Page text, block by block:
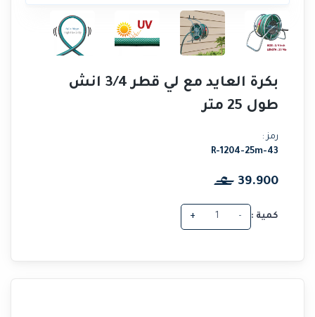
بكرة العايد مع لي قطر 3/4 انش
طول 25 متر
رمز :
R-1204-25m-43
39.900
كمية : -
+